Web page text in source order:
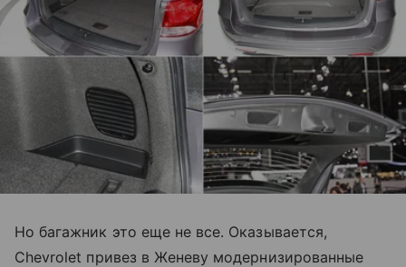
Но багажник это еще не все. Оказывается,
Chevrolet привез в Женеву модернизированные